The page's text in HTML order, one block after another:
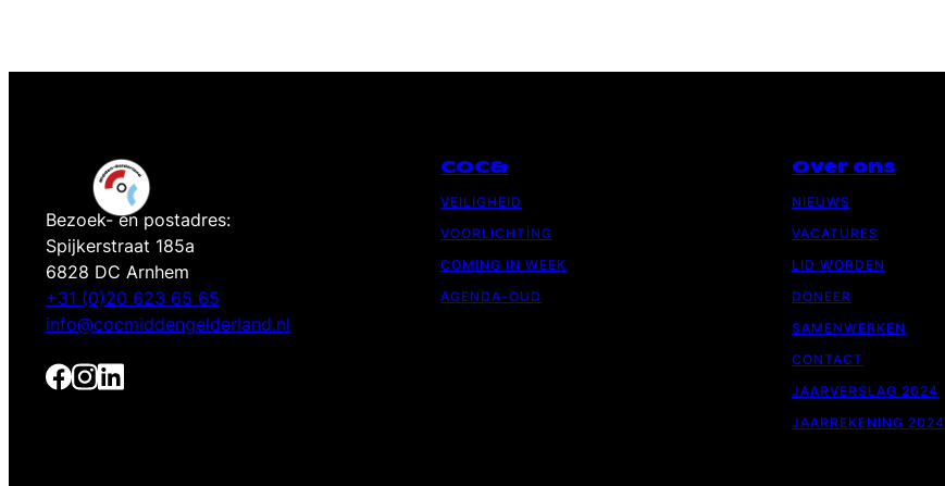
Bezoek- en postadres:
Spijkerstraat 185a
6828 DC Arnhem
+31 (0)20 623 65 65
info@cocmiddengelderland.nl
COC&
VEILIGHEID
VOORLICHTING
COMING IN WEEK
AGENDA-OUD
Over ons
NIEUWS
VACATURES
LID WORDEN
DONEER
SAMENWERKEN
CONTACT
JAARVERSLAG 2024
JAARREKENING 2024